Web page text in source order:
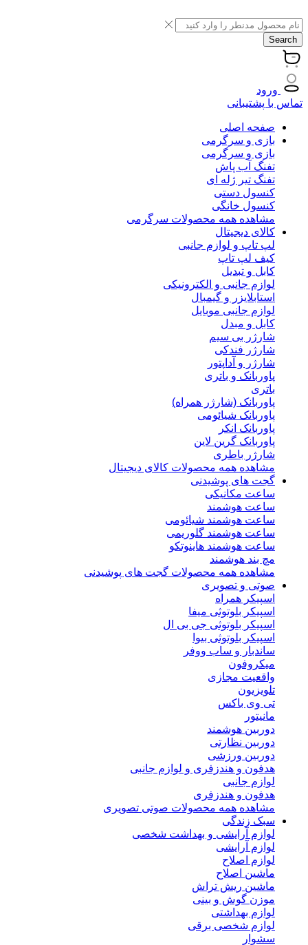
Search
ورود
تماس با پشتیبانی
صفحه اصلی
بازی و سرگرمی
بازی و سرگرمی
تفنگ آب پاش
تفنگ تیر ژله ای
کنسول دستی
کنسول خانگی
مشاهده همه محصولات سرگرمی
کالای دیجیتال
لپ تاپ و لوازم جانبی
کیف لپ تاپ
کابل و تبدیل
لوازم جانبی و الکترونیکی
استابلایزر و گیمبال
لوازم جانبی موبایل
کابل و مبدل
شارژر بی سیم
شارژر فندکی
شارژر و آداپتور
پاوربانک و باتری
باتری
پاوربانک (شارژر همراه)
پاوربانک شیائومی
پاوربانک انکر
پاوربانک گرین لاین
شارژر باطری
مشاهده همه محصولات کالای دیجیتال
گجت های پوشیدنی
ساعت مکانیکی
ساعت هوشمند
ساعت هوشمند شیائومی
ساعت هوشمند گلوریمی
ساعت هوشمند هاینوتکو
مچ بند هوشمند
مشاهده همه محصولات گجت های پوشیدنی
صوتی و تصویری
اسپیکر همراه
اسپیکر بلوتوثی میفا
اسپیکر بلوتوثی جی بی ال
اسپیکر بلوتوثی بیوا
ساندبار و ساب ووفر
میکروفون
واقعیت مجازی
تلویزیون
تی وی باکس
مانیتور
دوربین هوشمند
دوربین نظارتی
دوربین ورزشی
هدفون و هندزفری و لوازم جانبی
لوازم جانبی
هدفون و هندزفری
مشاهده همه محصولات صوتی تصویری
سبک زندگی
لوازم آرایشی و بهداشت شخصی
لوازم آرایشی
لوازم اصلاح
ماشین اصلاح
ماشین ریش تراش
موزن گوش و بینی
لوازم بهداشتی
لوازم شخصی برقی
سشوار